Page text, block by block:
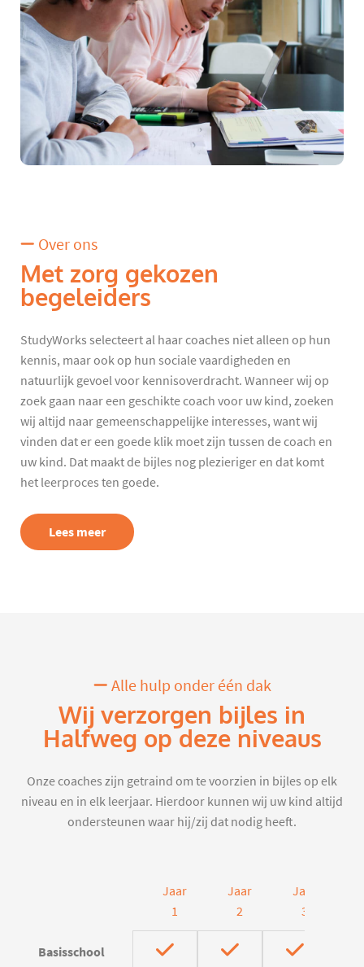
Over ons
Met zorg gekozen
begeleiders
StudyWorks selecteert al haar coaches niet alleen op hun
kennis, maar ook op hun sociale vaardigheden en
natuurlijk gevoel voor kennisoverdracht. Wanneer wij op
zoek gaan naar een geschikte coach voor uw kind, zoeken
wij altijd naar gemeenschappelijke interesses, want wij
vinden dat er een goede klik moet zijn tussen de coach en
uw kind. Dat maakt de bijles nog plezieriger en dat komt
het leerproces ten goede.
Lees meer
Alle hulp onder één dak
Wij verzorgen bijles in
Halfweg op deze niveaus
Onze coaches zijn getraind om te voorzien in bijles op elk
niveau en in elk leerjaar. Hierdoor kunnen wij uw kind altijd
ondersteunen waar hij/zij dat nodig heeft.
Jaar
1
Jaar
2
Jaar
3
Basisschool